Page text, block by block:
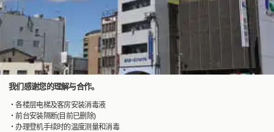
我们感谢您的理解与合作。
・各楼层电梯及客房安装消毒液
・前台安装隔断(目前已删除)
・办理登机手续时的温度测量和消毒